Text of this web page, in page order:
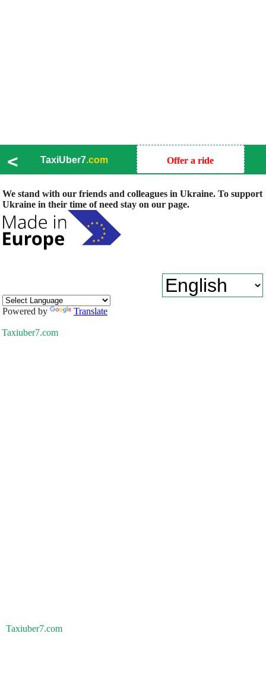
< TaxiUber7.com Offer a ride
We stand with our friends and colleagues in Ukraine. To support
Ukraine in their time of need stay on our page.
Powered by Translate
Taxiuber7.com
Taxiuber7.com